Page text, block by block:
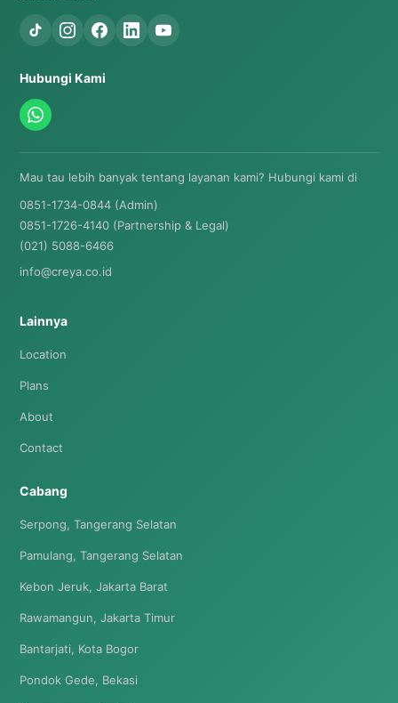
Hubungi Kami
Mau tau lebih banyak tentang layanan kami? Hubungi kami di
0851-1734-0844 (Admin)
0851-1726-4140 (Partnership & Legal)
(021) 5088-6466
info@creya.co.id
Lainnya
Location
Plans
About
Contact
Cabang
Serpong, Tangerang Selatan
Pamulang, Tangerang Selatan
Kebon Jeruk, Jakarta Barat
Rawamangun, Jakarta Timur
Bantarjati, Kota Bogor
Pondok Gede, Bekasi